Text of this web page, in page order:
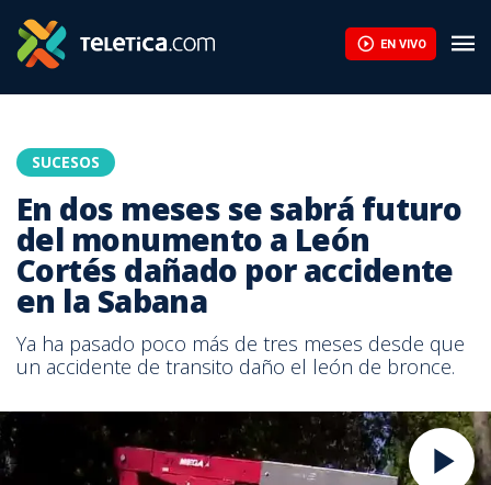
EN VIVO
SUCESOS
En dos meses se sabrá futuro
del monumento a León
Cortés dañado por accidente
en la Sabana
Ya ha pasado poco más de tres meses desde que
un accidente de transito daño el león de bronce.